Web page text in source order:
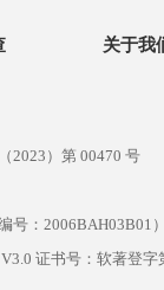
关于我
2023）第 00470 号
号：2006BAH03B01
证书号：软著登字